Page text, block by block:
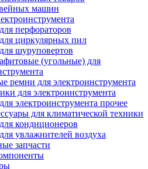
машин
перфораторов
циркулярных пил
шуруповертов
(угольные) для
ремни для электроинструмента
для электроинструмента
электроинструмента прочее
для климатической техники
кондиционеров
увлажнителей воздуха
запчасти